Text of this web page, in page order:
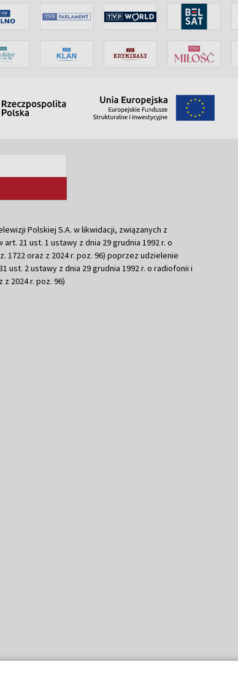
Polskiej S.A. w likwidacji, związanych z
21 ust. 1 ustawy z dnia 29 grudnia 1992 r. o
1722 oraz z 2024 r. poz. 96) poprzez udzielenie
ust. 2 ustawy z dnia 29 grudnia 1992 r. o radiofonii i
z 2024 r. poz. 96)